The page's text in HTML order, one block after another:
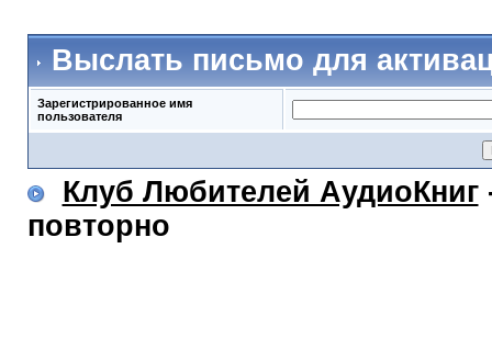
Выслать письмо для
Зарегистрированное имя
пользователя
Клуб Любителей АудиоКниг
повторно